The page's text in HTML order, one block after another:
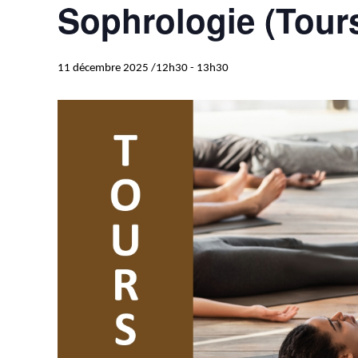
Sophrologie
11 décembre 2025 /12h30 - 13h30